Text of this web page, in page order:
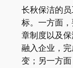
长秋保洁的
标。一方面
章制度以及
融入企业，
变；另一方